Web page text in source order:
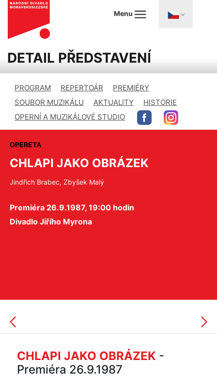
Menu
DETAIL PŘEDSTAVENÍ
PROGRAM REPERTOÁR
PREMIÉRY
SOUBOR MUZIKÁLU
AKTUALITY
HISTORIE
OPERNÍ A MUZIKÁLOVÉ STUDIO
OPERETA
CHLAPI JAKO OBRÁZEK
Jindřich Brabec, Zbyšek Malý
Premiéra 26.9.1987, 19:00 hodin
Divadlo Jiřího Myrona
CHLAPI JAKO OBRÁZEK -
Premiéra 26.9.1987